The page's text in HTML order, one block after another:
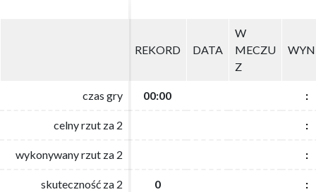
REKORD DATA
W
MECZU
Z
czas gry 00:00 :
celny rzut za 2 :
wykonywany rzut za 2 :
skuteczność za 2 0 :
REKORD DATA
W
MECZU
Z
czas gry 00:00 :
celny rzut za 2 :
wykonywany rzut za 2 :
skuteczność za 2 0 :